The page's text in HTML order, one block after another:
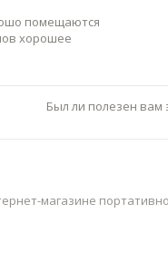
помещаются
хорошее
Был ли полезен вам
магазине